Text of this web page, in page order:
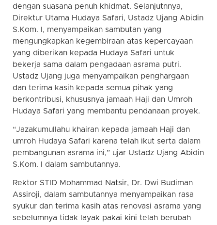
dengan suasana penuh khidmat. Selanjutnnya,
Direktur Utama Hudaya Safari, Ustadz Ujang Abidin
S.Kom. I, menyampaikan sambutan yang
mengungkapkan kegembiraan atas kepercayaan
yang diberikan kepada Hudaya Safari untuk
bekerja sama dalam pengadaan asrama putri.
Ustadz Ujang juga menyampaikan penghargaan
dan terima kasih kepada semua pihak yang
berkontribusi, khususnya jamaah Haji dan Umroh
Hudaya Safari yang membantu pendanaan proyek.
“Jazakumullahu khairan kepada jamaah Haji dan
umroh Hudaya Safari karena telah ikut serta dalam
pembangunan asrama ini,” ujar Ustadz Ujang Abidin
S.Kom. I dalam sambutannya.
Rektor STID Mohammad Natsir, Dr. Dwi Budiman
Assiroji, dalam sambutannya menyampaikan rasa
syukur dan terima kasih atas renovasi asrama yang
sebelumnya tidak layak pakai kini telah berubah